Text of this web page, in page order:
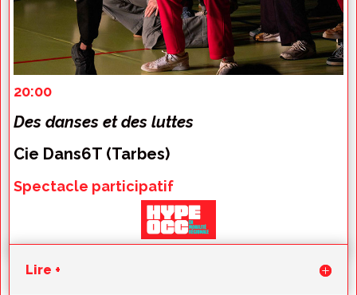
20:00
Des danses et des luttes
Cie Dans6T (Tarbes)
Spectacle participatif
Lire +